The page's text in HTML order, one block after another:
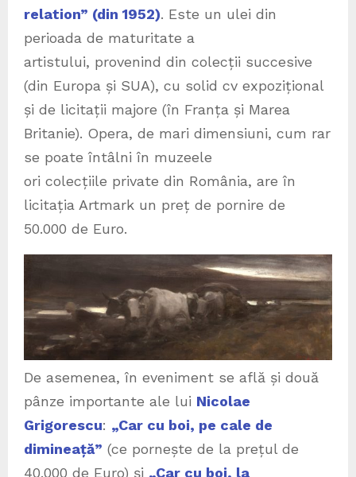
relation” (din 1952). Este un ulei din
perioada de maturitate a
artistului, provenind din colecții succesive
(din Europa și SUA), cu solid cv expozițional
și de licitații majore (în Franța și Marea
Britanie). Opera, de mari dimensiuni, cum rar
se poate întâlni în muzeele
ori colecțiile private din România, are în
licitația Artmark un preț de pornire de
50.000 de Euro.
De asemenea, în eveniment se află și două
pânze importante ale lui Nicolae
Grigorescu: „Car cu boi, pe cale de
dimineață” (ce pornește de la prețul de
40.000 de Euro) și „Car cu boi, la